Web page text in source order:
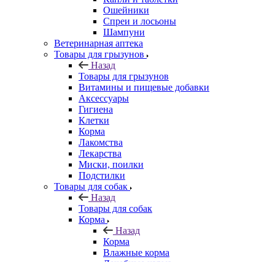
Ошейники
Спреи и лосьоны
Шампуни
Ветеринарная аптека
Товары для грызунов
Назад
Товары для грызунов
Витамины и пищевые добавки
Аксессуары
Гигиена
Клетки
Корма
Лакомства
Лекарства
Миски, поилки
Подстилки
Товары для собак
Назад
Товары для собак
Корма
Назад
Корма
Влажные корма